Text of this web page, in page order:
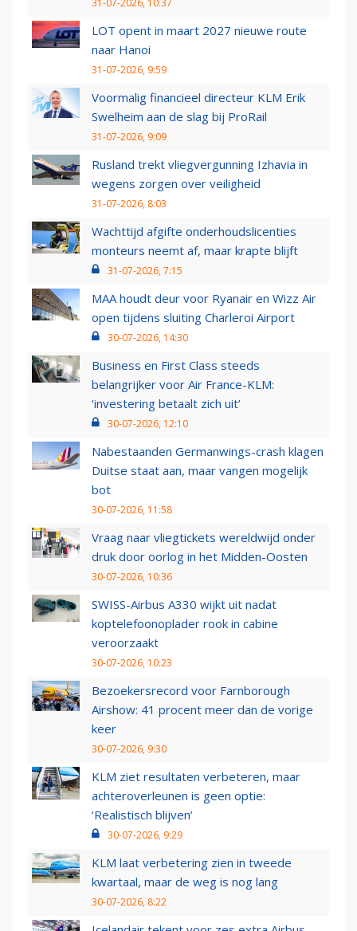
31-07-2026, 10:37
LOT opent in maart 2027 nieuwe route
naar Hanoi
31-07-2026, 9:59
Voormalig financieel directeur KLM Erik
Swelheim aan de slag bij ProRail
31-07-2026, 9:09
Rusland trekt vliegvergunning Izhavia in
wegens zorgen over veiligheid
31-07-2026, 8:03
Wachttijd afgifte onderhoudslicenties
monteurs neemt af, maar krapte blijft
31-07-2026, 7:15
MAA houdt deur voor Ryanair en Wizz Air
open tijdens sluiting Charleroi Airport
30-07-2026, 14:30
Business en First Class steeds
belangrijker voor Air France-KLM:
‘investering betaalt zich uit’
30-07-2026, 12:10
Nabestaanden Germanwings-crash klagen
Duitse staat aan, maar vangen mogelijk
bot
30-07-2026, 11:58
Vraag naar vliegtickets wereldwijd onder
druk door oorlog in het Midden-Oosten
30-07-2026, 10:36
SWISS-Airbus A330 wijkt uit nadat
koptelefoonoplader rook in cabine
veroorzaakt
30-07-2026, 10:23
Bezoekersrecord voor Farnborough
Airshow: 41 procent meer dan de vorige
keer
30-07-2026, 9:30
KLM ziet resultaten verbeteren, maar
achteroverleunen is geen optie:
‘Realistisch blijven’
30-07-2026, 9:29
KLM laat verbetering zien in tweede
kwartaal, maar de weg is nog lang
30-07-2026, 8:22